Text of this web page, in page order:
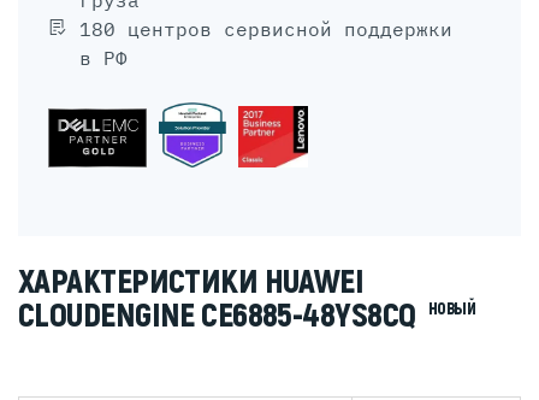
180 центров сервисной поддержки
в РФ
ХАРАКТЕРИСТИКИ HUAWEI
CLOUDENGINE CE6885-48YS8CQ
НОВЫЙ